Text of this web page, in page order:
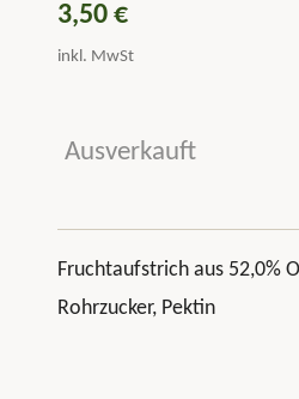
3,50 €
inkl. MwSt
Ausverkauft
Fruchtaufstrich aus 52,0%
Rohrzucker, Pektin